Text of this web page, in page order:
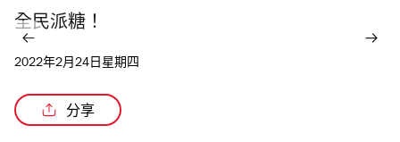
全民派糖！
2022年2月24日星期四
分享